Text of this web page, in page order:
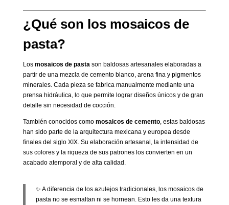
¿Qué son los mosaicos de
pasta?
Los mosaicos de pasta son baldosas artesanales elaboradas a
partir de una mezcla de cemento blanco, arena fina y pigmentos
minerales. Cada pieza se fabrica manualmente mediante una
prensa hidráulica, lo que permite lograr diseños únicos y de gran
detalle sin necesidad de cocción.
También conocidos como mosaicos de cemento, estas baldosas
han sido parte de la arquitectura mexicana y europea desde
finales del siglo XIX. Su elaboración artesanal, la intensidad de
sus colores y la riqueza de sus patrones los convierten en un
acabado atemporal y de alta calidad.
✨ A diferencia de los azulejos tradicionales, los mosaicos de
pasta no se esmaltan ni se hornean. Esto les da una textura